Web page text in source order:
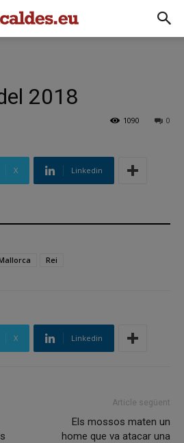
2018
0
1090
X Linkedin
Rei
X Linkedin
Article següent
Els mossos maten un
home que va atacar una